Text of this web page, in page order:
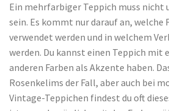
Ein mehrfarbiger Teppich muss nicht
sein. Es kommt nur darauf an, welche
verwendet werden und in welchem
werden. Du kannst einen Teppich mit
anderen Farben als Akzente haben.
Rosenkelims der Fall, aber auch bei
Vintage-Teppichen findest du oft